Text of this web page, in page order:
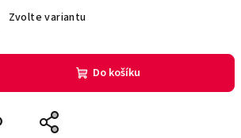
Zvolte variantu
Do košíku